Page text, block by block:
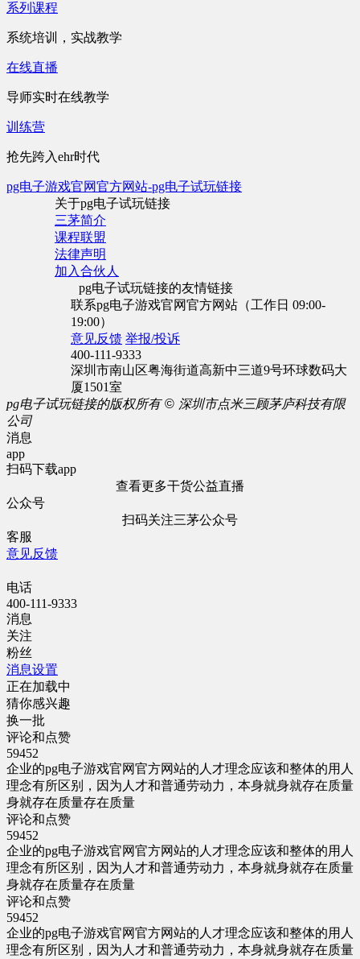
系列课程
系统培训，实战教学
在线直播
导师实时在线教学
训练营
抢先跨入ehr时代
pg电子游戏官网官方网站-pg电子试玩链接
关于pg电子试玩链接
三茅简介
课程联盟
法律声明
加入合伙人
pg电子试玩链接的友情链接
联系pg电子游戏官网官方网站（工作日 09:00-
19:00）
意见反馈 举报/投诉
400-111-9333
深圳市南山区粤海街道高新中三道9号环球数码大
厦1501室
pg电子试玩链接的版权所有 © 深圳市点米三顾茅庐科技有限
公司
消息
app
扫码下载app
查看更多干货公益直播
公众号
扫码关注三茅公众号
客服
意见反馈
电话
400-111-9333
消息
关注
粉丝
消息设置
正在加载中
猜你感兴趣
换一批
评论和点赞
59452
企业的pg电子游戏官网官方网站的人才理念应该和整体的用人
理念有所区别，因为人才和普通劳动力，本身就身就存在质量
身就存在质量存在质量
评论和点赞
59452
企业的pg电子游戏官网官方网站的人才理念应该和整体的用人
理念有所区别，因为人才和普通劳动力，本身就身就存在质量
身就存在质量存在质量
评论和点赞
59452
企业的pg电子游戏官网官方网站的人才理念应该和整体的用人
理念有所区别，因为人才和普通劳动力，本身就身就存在质量